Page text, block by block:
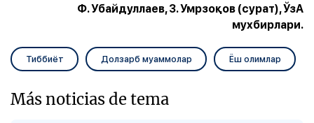
Ф. Убайдуллаев, З. Умрзоқов (сурат), ЎзА
мухбирлари.
Тиббиёт Долзарб муаммолар Ёш олимлар
Más noticias de tema